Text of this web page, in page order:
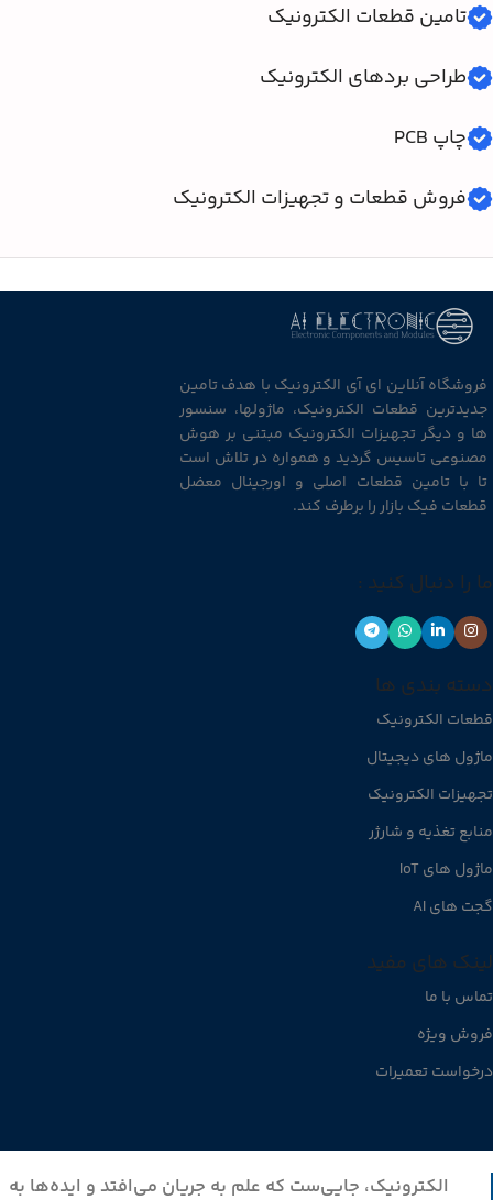
تامین قطعات الکترونیک
طراحی بردهای الکترونیک
چاپ PCB
فروش قطعات و تجهیزات الکترونیک
فروشگاه آنلاین ای آی الکترونیک با هدف تامین
جدیدترین قطعات الکترونیک، ماژولها، سنسور
ها و دیگر تجهیزات الکترونیک مبتنی بر هوش
مصنوعی تاسیس گردید و همواره در تلاش است
تا با تامین قطعات اصلی و اورجینال معضل
قطعات فیک بازار را برطرف کند.
ما را دنبال کنید :
دسته بندی ها
قطعات الکترونیک
ماژول های دیجیتال
تجهیزات الکترونیک
منابع تغذیه و شارژر
ماژول های IoT
گجت های AI
لینک های مفید
تماس با ما
فروش ویژه
درخواست تعمیرات
الکترونیک، جایی‌ست که علم به جریان می‌افتد و ایده‌ها به